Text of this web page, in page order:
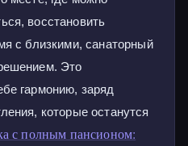
восстановить
с близкими, санаторный
Это
гармонию, заряд
которые останутся
с полным пансионом: